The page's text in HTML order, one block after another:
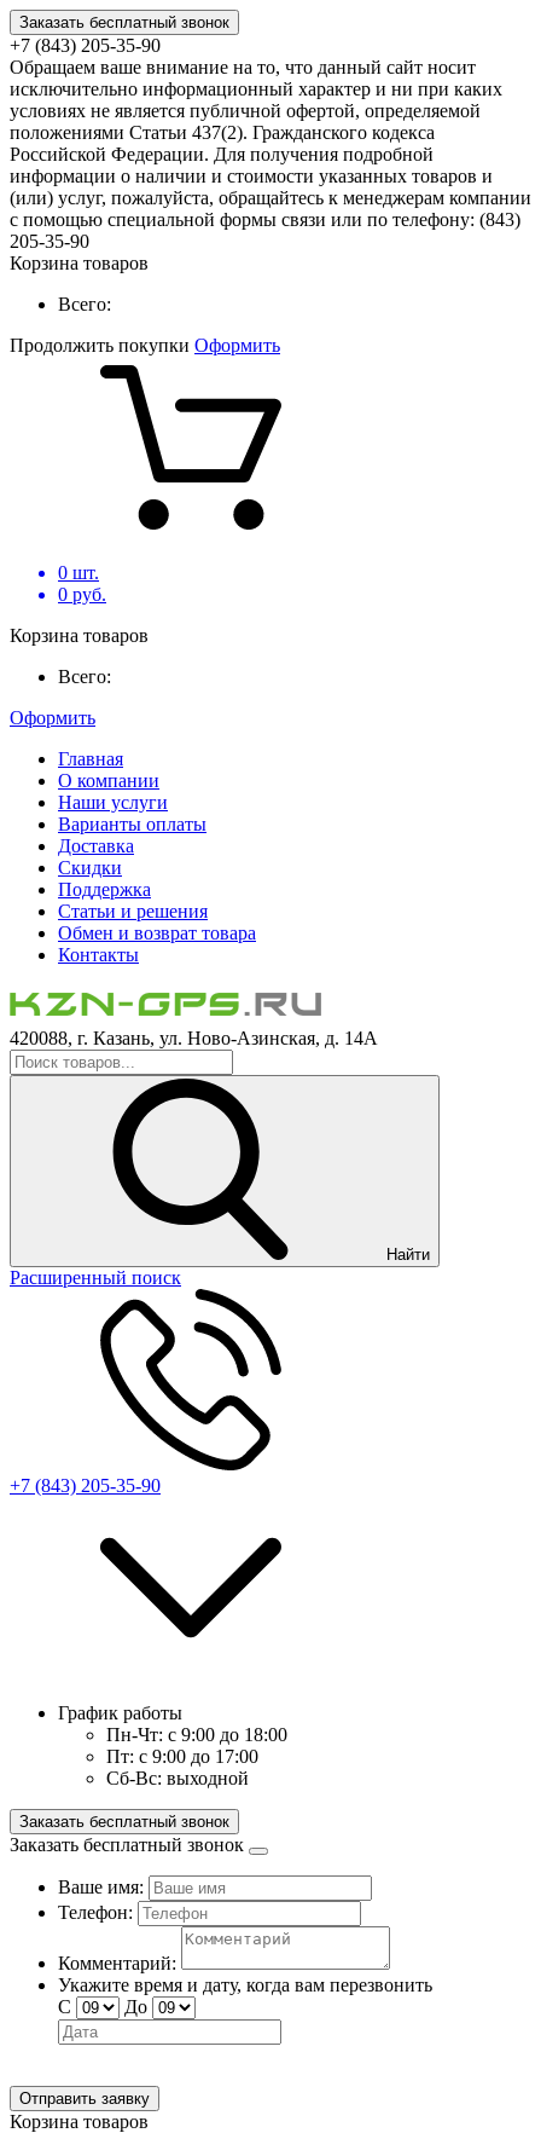
Заказать бесплатный звонок
+7 (843) 205-35-90
Обращаем ваше внимание на то, что данный сайт носит
исключительно информационный характер и ни при каких
условиях не является публичной офертой, определяемой
положениями Статьи 437(2). Гражданского кодекса
Российской Федерации. Для получения подробной
информации о наличии и стоимости указанных товаров и
(или) услуг, пожалуйста, обращайтесь к менеджерам компании
с помощью специальной формы связи или по телефону: (843)
205-35-90
Корзина товаров
Всего:
Продолжить покупки Оформить
0 шт.
0 руб.
Корзина товаров
Всего:
Оформить
Главная
О компании
Наши услуги
Варианты оплаты
Доставка
Скидки
Поддержка
Статьи и решения
Обмен и возврат товара
Контакты
420088, г. Казань, ул. Ново-Азинская, д. 14А
Найти
Расширенный поиск
+7 (843) 205-35-90
График работы
Пн-Чт: с 9:00 до 18:00
Пт: с 9:00 до 17:00
Сб-Вс: выходной
Заказать бесплатный звонок
Заказать бесплатный звонок
Ваше имя:
Телефон:
Комментарий:
Укажите время и дату, когда вам перезвонить
С
До
Отправить заявку
Корзина товаров